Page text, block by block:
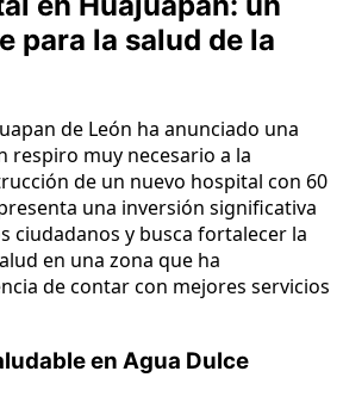
para la salud de la
de León ha anunciado una
respiro muy necesario a la
de un nuevo hospital con 60
una inversión significativa
ciudadanos y busca fortalecer la
en una zona que ha
de contar con mejores servicios
en Agua Dulce